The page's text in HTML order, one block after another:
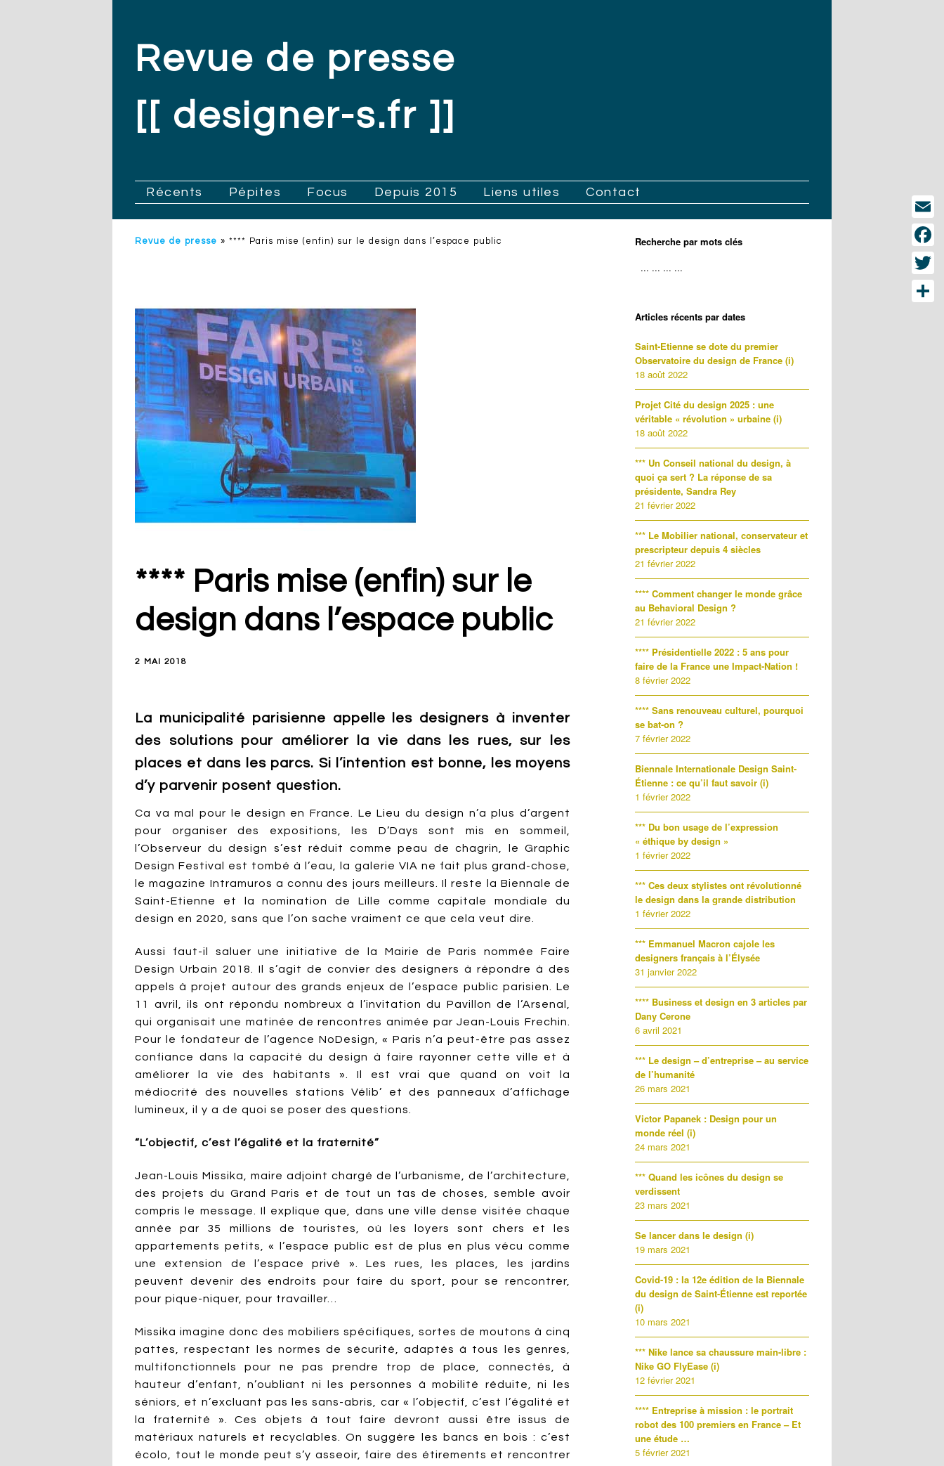
Revue de presse
[[ designer-s.fr ]]
Récents Pépites Focus Depuis 2015 Liens utiles Contact
Revue de presse » **** Paris mise (enfin) sur le design dans l’espace public
**** Paris mise (enfin) sur le
design dans l’espace public
2 MAI 2018
La municipalité parisienne appelle les designers à inventer
des solutions pour améliorer la vie dans les rues, sur les
places et dans les parcs. Si l’intention est bonne, les moyens
d’y parvenir posent question.
Ca va mal pour le design en France. Le Lieu du design n’a plus d’argent
pour organiser des expositions, les D’Days sont mis en sommeil,
l’Observeur du design s’est réduit comme peau de chagrin, le Graphic
Design Festival est tombé à l’eau, la galerie VIA ne fait plus grand-chose,
le magazine Intramuros a connu des jours meilleurs. Il reste la Biennale de
Saint-Etienne et la nomination de Lille comme capitale mondiale du
design en 2020, sans que l’on sache vraiment ce que cela veut dire.
Aussi faut-il saluer une initiative de la Mairie de Paris nommée Faire
Design Urbain 2018. Il s’agit de convier des designers à répondre à des
appels à projet autour des grands enjeux de l’espace public parisien. Le
11 avril, ils ont répondu nombreux à l’invitation du Pavillon de l’Arsenal,
qui organisait une matinée de rencontres animée par Jean-Louis Frechin.
Pour le fondateur de l’agence NoDesign, « Paris n’a peut-être pas assez
confiance dans la capacité du design à faire rayonner cette ville et à
améliorer la vie des habitants ». Il est vrai que quand on voit la
médiocrité des nouvelles stations Vélib’ et des panneaux d’affichage
lumineux, il y a de quoi se poser des questions.
“L’objectif, c’est l’égalité et la fraternité”
Jean-Louis Missika, maire adjoint chargé de l’urbanisme, de l’architecture,
des projets du Grand Paris et de tout un tas de choses, semble avoir
compris le message. Il explique que, dans une ville dense visitée chaque
année par 35 millions de touristes, où les loyers sont chers et les
appartements petits, « l’espace public est de plus en plus vécu comme
une extension de l’espace privé ». Les rues, les places, les jardins
peuvent devenir des endroits pour faire du sport, pour se rencontrer,
pour pique-niquer, pour travailler…
Missika imagine donc des mobiliers spécifiques, sortes de moutons à cinq
pattes, respectant les normes de sécurité, adaptés à tous les genres,
multifonctionnels pour ne pas prendre trop de place, connectés, à
hauteur d’enfant, n’oubliant ni les personnes à mobilité réduite, ni les
séniors, et n’excluant pas les sans-abris, car « l’objectif, c’est l’égalité et
la fraternité ». Ces objets à tout faire devront aussi être issus de
matériaux naturels et recyclables. On suggère les bancs en bois : c’est
écolo, tout le monde peut s’y asseoir, faire des étirements et rencontrer
Recherche par mots clés
Articles récents par dates
Saint-Etienne se dote du premier
Observatoire du design de France (i)
18 août 2022
Projet Cité du design 2025 : une
véritable « révolution » urbaine (i)
18 août 2022
*** Un Conseil national du design, à
quoi ça sert ? La réponse de sa
présidente, Sandra Rey
21 février 2022
*** Le Mobilier national, conservateur et
prescripteur depuis 4 siècles
21 février 2022
**** Comment changer le monde grâce
au Behavioral Design ?
21 février 2022
**** Présidentielle 2022 : 5 ans pour
faire de la France une Impact-Nation !
8 février 2022
**** Sans renouveau culturel, pourquoi
se bat-on ?
7 février 2022
Biennale Internationale Design Saint-
Étienne : ce qu’il faut savoir (i)
1 février 2022
*** Du bon usage de l’expression
« éthique by design »
1 février 2022
*** Ces deux stylistes ont révolutionné
le design dans la grande distribution
1 février 2022
*** Emmanuel Macron cajole les
designers français à l’Élysée
31 janvier 2022
**** Business et design en 3 articles par
Dany Cerone
6 avril 2021
*** Le design – d’entreprise – au service
de l’humanité
26 mars 2021
Victor Papanek : Design pour un
monde réel (i)
24 mars 2021
*** Quand les icônes du design se
verdissent
23 mars 2021
Se lancer dans le design (i)
19 mars 2021
Covid-19 : la 12e édition de la Biennale
du design de Saint-Étienne est reportée
(i)
10 mars 2021
*** Nike lance sa chaussure main-libre :
Nike GO FlyEase (i)
12 février 2021
**** Entreprise à mission : le portrait
robot des 100 premiers en France – Et
une étude …
5 février 2021
Email